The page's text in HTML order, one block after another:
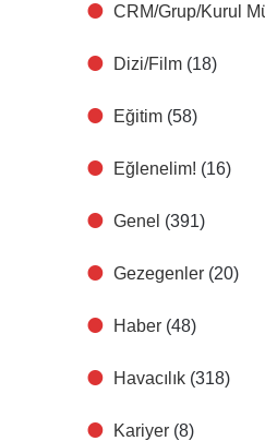
CRM/Grup/Kurul
Dizi/Film (18)
Eğitim (58)
Eğlenelim! (16)
Genel (391)
Gezegenler (20)
Haber (48)
Havacılık (318)
Kariyer (8)